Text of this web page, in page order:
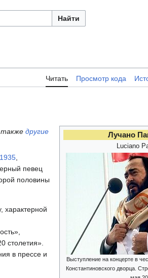
Найти
Читать Просмотр кода
Лучано
Luciano
Выступление на концерте в
Константиновского дворца.
такжедругие
1935
певец
половины
характерной
столетия».
в прессе и